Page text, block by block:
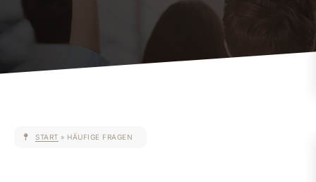
START » HÄUFIGE FRAGEN